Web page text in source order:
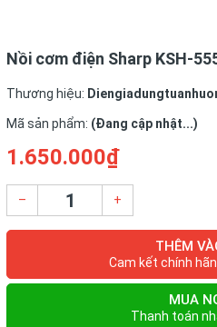
Nồi cơm điện Sharp KSH-
Thương hiệu:
Mã sản phẩm: (Đang cập nhật...)
1.650.000₫
– +
THÊM
Cam kết chính
MUA
Thanh toán